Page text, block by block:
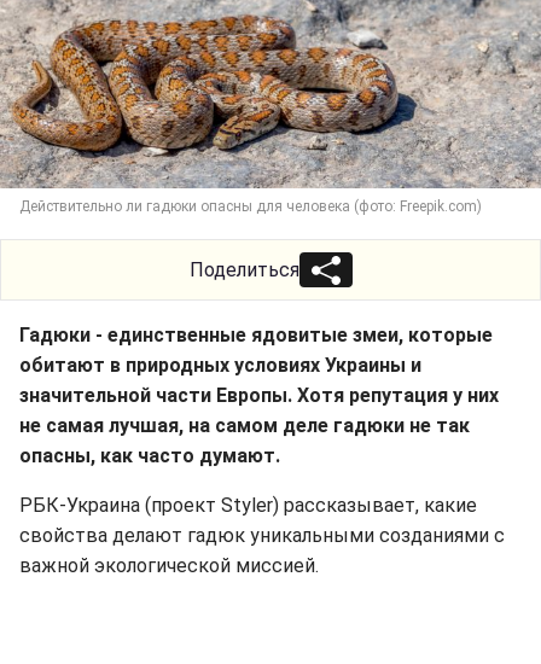
Действительно ли гадюки опасны для человека (фото: Freepik.com)
Поделиться
Гадюки - единственные ядовитые змеи, которые
обитают в природных условиях Украины и
значительной части Европы. Хотя репутация у них
не самая лучшая, на самом деле гадюки не так
опасны, как часто думают.
РБК-Украина (проект Styler) рассказывает, какие
свойства делают гадюк уникальными созданиями с
важной экологической миссией.